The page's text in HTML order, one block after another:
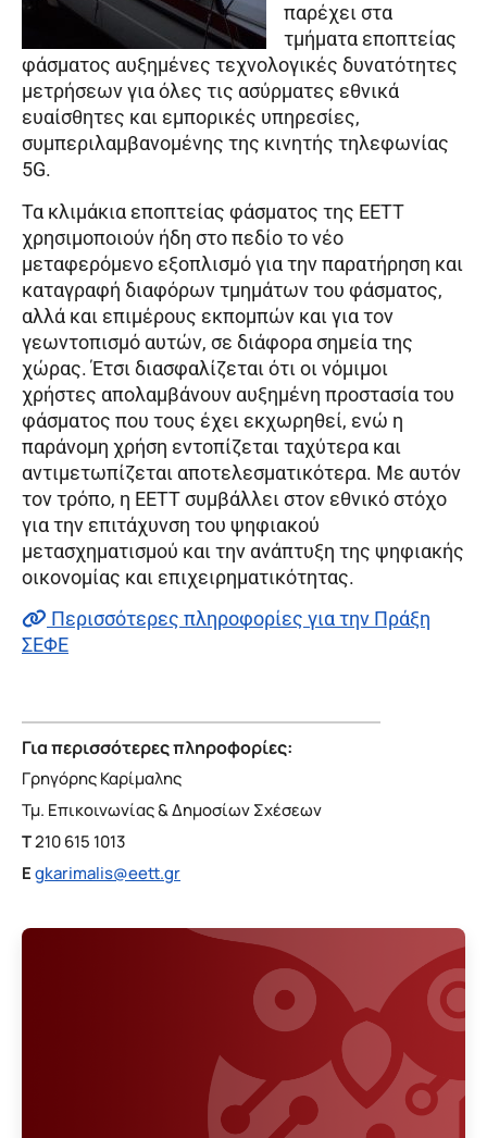
παρέχει στα
τμήματα εποπτείας
φάσματος αυξημένες τεχνολογικές δυνατότητες
μετρήσεων για όλες τις ασύρματες εθνικά
ευαίσθητες και εμπορικές υπηρεσίες,
συμπεριλαμβανομένης της κινητής τηλεφωνίας
5G.
Τα κλιμάκια εποπτείας φάσματος της ΕΕΤΤ
χρησιμοποιούν ήδη στο πεδίο το νέο
μεταφερόμενο εξοπλισμό για την παρατήρηση και
καταγραφή διαφόρων τμημάτων του φάσματος,
αλλά και επιμέρους εκπομπών και για τον
γεωντοπισμό αυτών, σε διάφορα σημεία της
χώρας. Έτσι διασφαλίζεται ότι οι νόμιμοι
χρήστες απολαμβάνουν αυξημένη προστασία του
φάσματος που τους έχει εκχωρηθεί, ενώ η
παράνομη χρήση εντοπίζεται ταχύτερα και
αντιμετωπίζεται αποτελεσματικότερα. Με αυτόν
τον τρόπο, η ΕΕΤΤ συμβάλλει στον εθνικό στόχο
για την επιτάχυνση του ψηφιακού
μετασχηματισμού και την ανάπτυξη της ψηφιακής
οικονομίας και επιχειρηματικότητας.
Περισσότερες πληροφορίες για την Πράξη
ΣΕΦΕ
Για περισσότερες πληροφορίες:
Γρηγόρης Καρίμαλης
Τμ. Επικοινωνίας & Δημοσίων Σχέσεων
T210 615 1013
Egkarimalis@eett.gr